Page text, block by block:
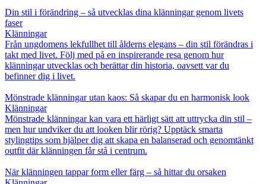
Din stil i förändring – så utvecklas dina klänningar genom livets
faser
Klänningar
Från ungdomens lekfullhet till ålderns elegans – din stil förändras i
takt med livet. Följ med på en inspirerande resa genom hur
klänningar utvecklas och berättar din historia, oavsett var du
befinner dig i livet.
Mönstrade klänningar utan kaos: Så skapar du en harmonisk look
Klänningar
Mönstrade klänningar kan vara ett härligt sätt att uttrycka din stil –
men hur undviker du att looken blir rörig? Upptäck smarta
stylingtips som hjälper dig att skapa en balanserad och genomtänkt
outfit där klänningen får stå i centrum.
När klänningen tappar form eller färg – så hittar du orsaken